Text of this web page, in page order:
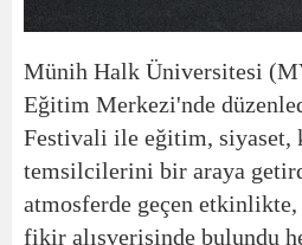
Münih Halk Üniversitesi
Eğitim Merkezi'nde
Festivali ile eğitim,
temsilcilerini bir araya
atmosferde geçen etkinlikte,
fikir alışverişinde bulundu